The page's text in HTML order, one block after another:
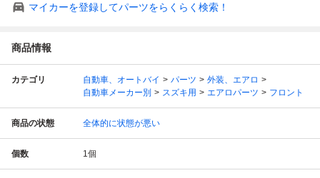
マイカーを登録してパーツをらくらく検索！
商品情報
カテゴリ 自動車、オートバイ パーツ
外装、エアロ
自動車メーカー別
スズキ用 エアロパーツ フロント
商品の状態 全体的に状態が悪い
個数 1個